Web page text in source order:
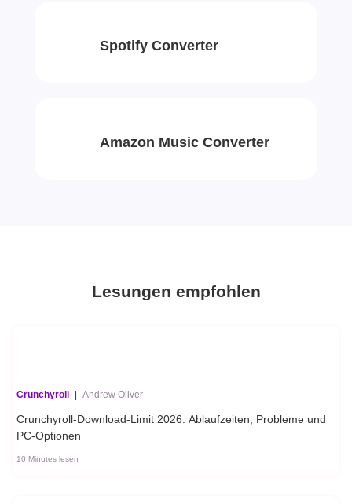
Spotify Converter
Amazon Music Converter
Lesungen empfohlen
Crunchyroll | Andrew Oliver
Crunchyroll-Download-Limit 2026: Ablaufzeiten, Probleme und
PC-Optionen
10 Minutes lesen